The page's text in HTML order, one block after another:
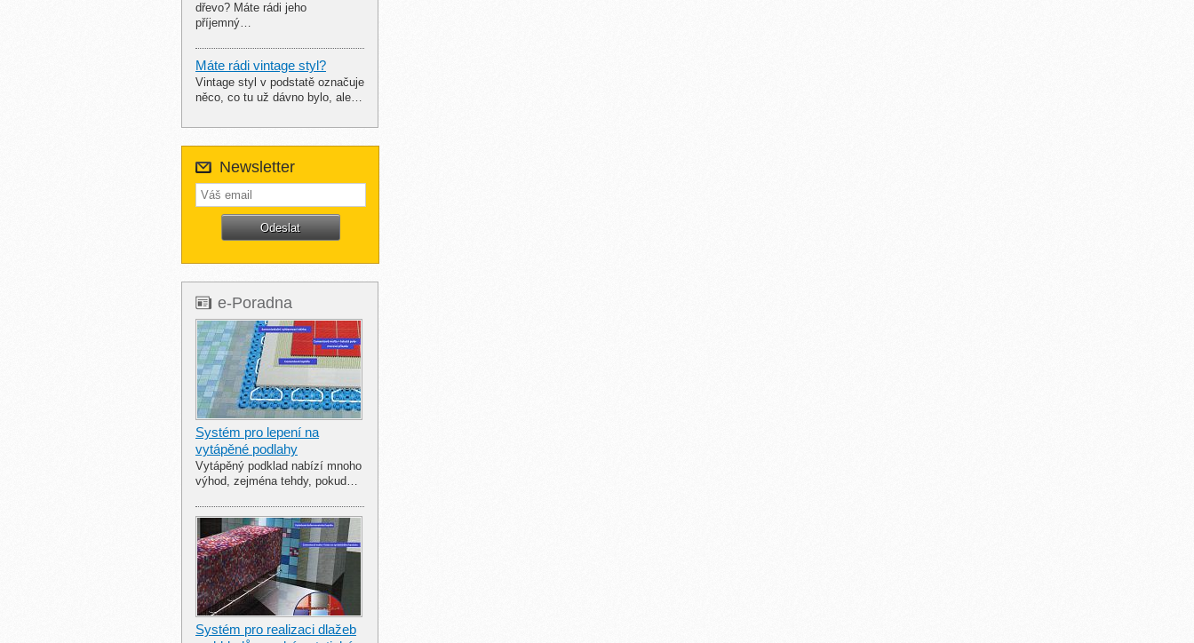
dřevo? Máte rádi jeho
příjemný…
Máte rádi vintage styl?
Vintage styl v podstatě označuje
něco, co tu už dávno bylo, ale…
Newsletter
e-Poradna
Systém pro lepení na
vytápěné podlahy
Vytápěný podklad nabízí mnoho
výhod, zejména tehdy, pokud…
Systém pro realizaci dlažeb